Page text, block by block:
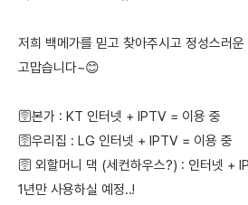
저희 백메가를 믿고 찾아주시고 정성스러
고맙습니다~😊
🛜본가 : KT 인터넷 + IPTV = 이용 중
🛜우리집 : LG 인터넷 + IPTV = 이용 중
🛜 외할머니 댁 (세컨하우스?) : 인터넷 +
1년만 사용하실 예정..!